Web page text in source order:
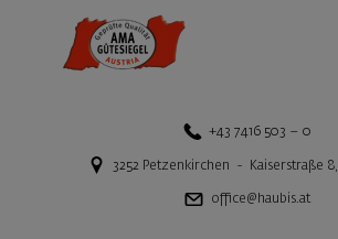
+43 7416 503 – 0
3252 Petzenkirchen - Kaiserstraße 8,
office@haubis.at